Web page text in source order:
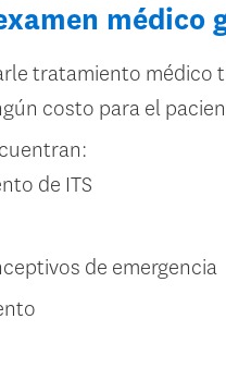
médico
tratamiento médico
costo para el
de ITS
de emergencia